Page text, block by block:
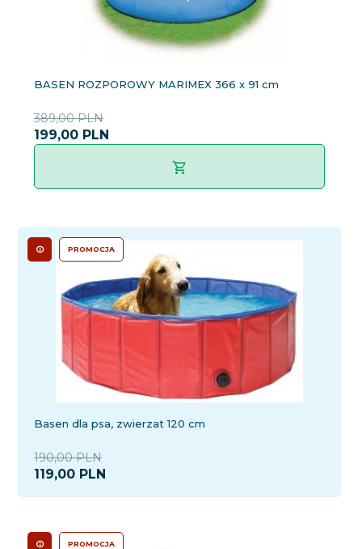
BASEN ROZPOROWY MARIMEX 366 x 91 cm
199,00 PLN
389,00 PLN
PROMOCJA
Basen dla psa, zwierzat 120 cm
119,00 PLN
190,00 PLN
PROMOCJA